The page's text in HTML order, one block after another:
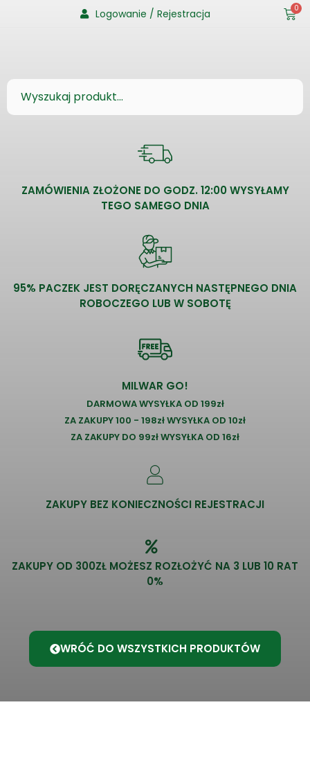
Logowanie / Rejestracja 0
ZAMÓWIENIA ZŁOŻONE DO GODZ. 12:00 WYSYŁAMY
TEGO SAMEGO DNIA
95% PACZEK JEST DORĘCZANYCH NASTĘPNEGO DNIA
ROBOCZEGO LUB W SOBOTĘ
MILWAR GO!
DARMOWA WYSYŁKA OD 199zł
ZA ZAKUPY 100 - 198zł WYSYŁKA OD 10zł
ZA ZAKUPY DO 99zł WYSYŁKA OD 16zł
ZAKUPY BEZ KONIECZNOŚCI REJESTRACJI
ZAKUPY OD 300ZŁ MOŻESZ ROZŁOŻYĆ NA 3 LUB 10 RAT
0%
WRÓĆ DO WSZYSTKICH PRODUKTÓW